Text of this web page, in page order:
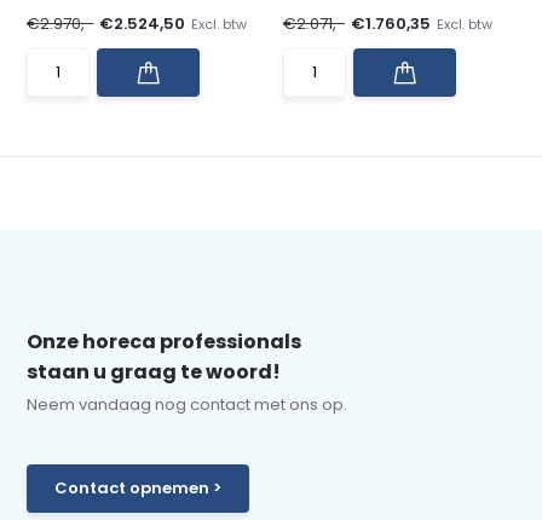
€2.970,- €2.524,50 Excl. btw
€2.071,- €1.760,35 Excl. btw
Onze horeca professionals
staan u graag te woord!
Neem vandaag nog contact met ons op.
Contact opnemen >